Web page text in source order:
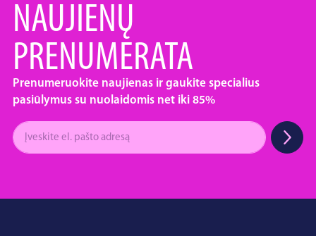
NAUJIENŲ
PRENUMERATA
Prenumeruokite naujienas ir gaukite specialius
pasiūlymus su nuolaidomis net iki 85%